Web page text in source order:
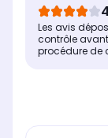
Minuterie
Oui
Les avis
contrôle
procédure de